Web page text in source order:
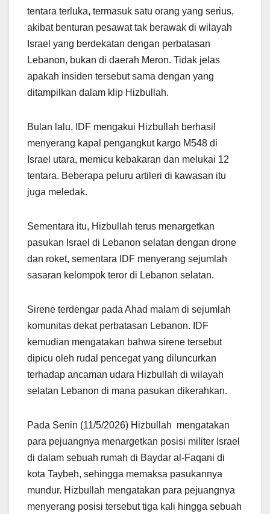
tentara terluka, termasuk satu orang yang serius,
akibat benturan pesawat tak berawak di wilayah
Israel yang berdekatan dengan perbatasan
Lebanon, bukan di daerah Meron. Tidak jelas
apakah insiden tersebut sama dengan yang
ditampilkan dalam klip Hizbullah.
Bulan lalu, IDF mengakui Hizbullah berhasil
menyerang kapal pengangkut kargo M548 di
Israel utara, memicu kebakaran dan melukai 12
tentara. Beberapa peluru artileri di kawasan itu
juga meledak.
Sementara itu, Hizbullah terus menargetkan
pasukan Israel di Lebanon selatan dengan drone
dan roket, sementara IDF menyerang sejumlah
sasaran kelompok teror di Lebanon selatan.
Sirene terdengar pada Ahad malam di sejumlah
komunitas dekat perbatasan Lebanon. IDF
kemudian mengatakan bahwa sirene tersebut
dipicu oleh rudal pencegat yang diluncurkan
terhadap ancaman udara Hizbullah di wilayah
selatan Lebanon di mana pasukan dikerahkan.
Pada Senin (11/5/2026) Hizbullah mengatakan
para pejuangnya menargetkan posisi militer Israel
di dalam sebuah rumah di Baydar al-Faqani di
kota Taybeh, sehingga memaksa pasukannya
mundur. Hizbullah mengatakan para pejuangnya
menyerang posisi tersebut tiga kali hingga sebuah